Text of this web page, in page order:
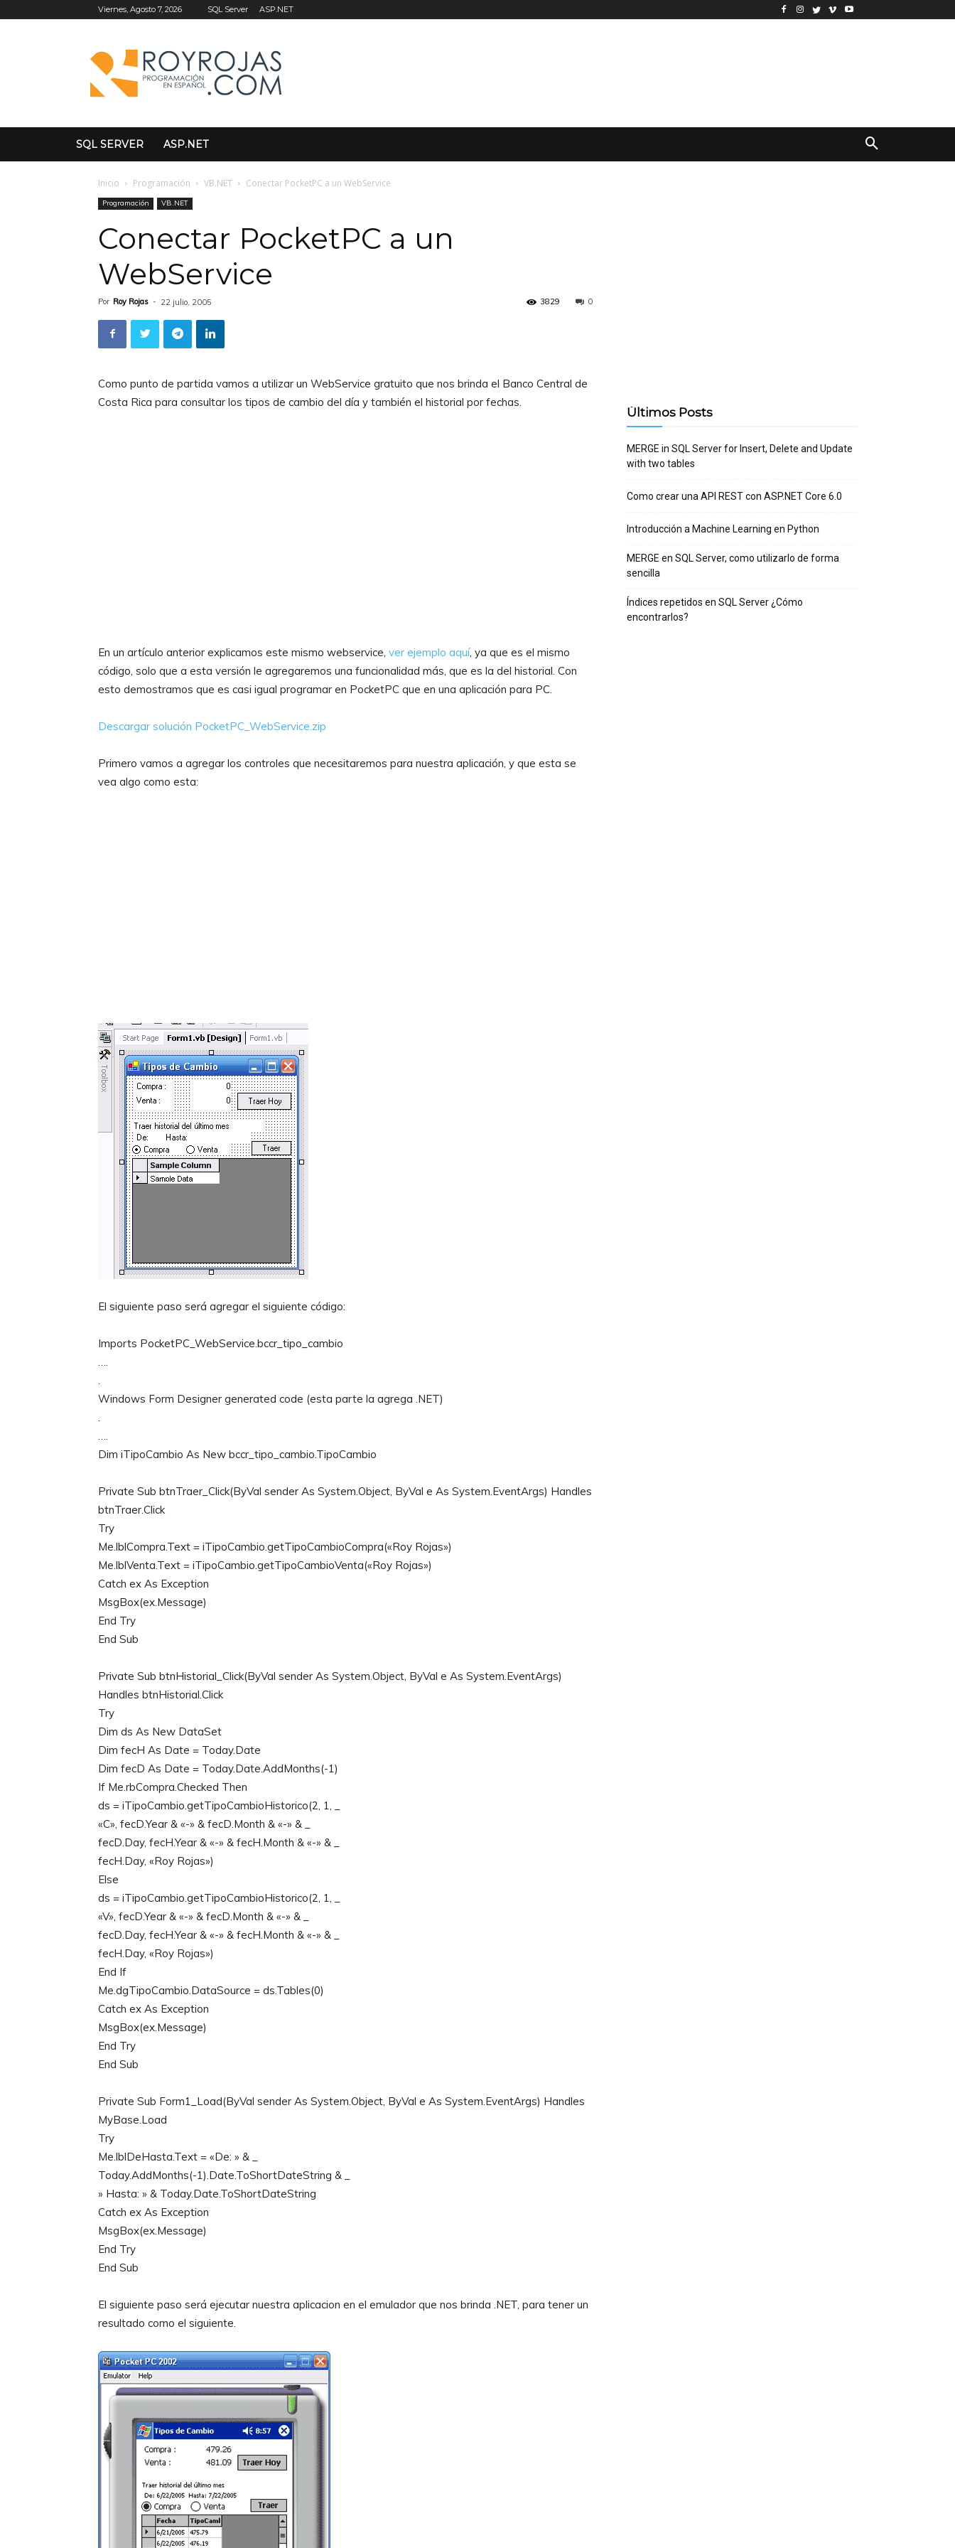
Viernes, Agosto 7, 2026 SQL Server ASP.NET
SQL SERVER ASP.NET
Inicio Programación VB.NET Conectar PocketPC a un WebService
Programación VB.NET
Conectar PocketPC a un
WebService
Por Roy Rojas - 22 julio, 2005 0
3829
Como punto de partida vamos a utilizar un WebService gratuito que nos brinda el Banco Central de
Costa Rica para consultar los tipos de cambio del día y también el historial por fechas.
En un artículo anterior explicamos este mismo webservice, ver ejemplo aquí, ya que es el mismo
código, solo que a esta versión le agregaremos una funcionalidad más, que es la del historial. Con
esto demostramos que es casi igual programar en PocketPC que en una aplicación para PC.
Descargar solución PocketPC_WebService.zip
Primero vamos a agregar los controles que necesitaremos para nuestra aplicación, y que esta se
vea algo como esta:
El siguiente paso será agregar el siguiente código:
Imports PocketPC_WebService.bccr_tipo_cambio
….
.
Windows Form Designer generated code (esta parte la agrega .NET)
.
….
Dim iTipoCambio As New bccr_tipo_cambio.TipoCambio
Private Sub btnTraer_Click(ByVal sender As System.Object, ByVal e As System.EventArgs) Handles
btnTraer.Click
Try
Me.lblCompra.Text = iTipoCambio.getTipoCambioCompra(«Roy Rojas»)
Me.lblVenta.Text = iTipoCambio.getTipoCambioVenta(«Roy Rojas»)
Catch ex As Exception
MsgBox(ex.Message)
End Try
End Sub
Private Sub btnHistorial_Click(ByVal sender As System.Object, ByVal e As System.EventArgs)
Handles btnHistorial.Click
Try
Dim ds As New DataSet
Dim fecH As Date = Today.Date
Dim fecD As Date = Today.Date.AddMonths(-1)
If Me.rbCompra.Checked Then
ds = iTipoCambio.getTipoCambioHistorico(2, 1, _
«C», fecD.Year & «-» & fecD.Month & «-» & _
fecD.Day, fecH.Year & «-» & fecH.Month & «-» & _
fecH.Day, «Roy Rojas»)
Else
ds = iTipoCambio.getTipoCambioHistorico(2, 1, _
«V», fecD.Year & «-» & fecD.Month & «-» & _
fecD.Day, fecH.Year & «-» & fecH.Month & «-» & _
fecH.Day, «Roy Rojas»)
End If
Me.dgTipoCambio.DataSource = ds.Tables(0)
Catch ex As Exception
MsgBox(ex.Message)
End Try
End Sub
Private Sub Form1_Load(ByVal sender As System.Object, ByVal e As System.EventArgs) Handles
MyBase.Load
Try
Me.lblDeHasta.Text = «De: » & _
Today.AddMonths(-1).Date.ToShortDateString & _
» Hasta: » & Today.Date.ToShortDateString
Catch ex As Exception
MsgBox(ex.Message)
End Try
End Sub
El siguiente paso será ejecutar nuestra aplicacion en el emulador que nos brinda .NET, para tener un
resultado como el siguiente.
Últimos Posts
MERGE in SQL Server for Insert, Delete and Update
with two tables
Como crear una API REST con ASP.NET Core 6.0
Introducción a Machine Learning en Python
MERGE en SQL Server, como utilizarlo de forma
sencilla
Índices repetidos en SQL Server ¿Cómo
encontrarlos?